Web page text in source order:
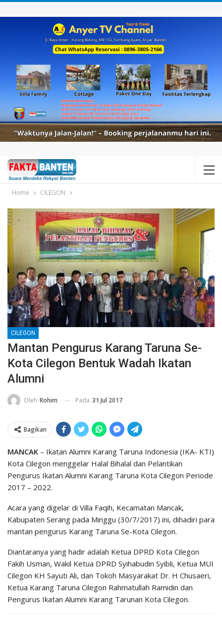
Home CILEGON
CILEGON
Mantan Pengurus Karang Taruna Se-
Kota Cilegon Bentuk Wadah Ikatan
Alumni
Oleh Rohim Pada 31 Jul 2017
Bagikan
MANCAK – Ikatan Alumni Karang Taruna Indonesia (IKA- KTI)
Kota Cilegon menggelar Halal Bihalal dan Pelantikan
Pengurus Ikatan Alumni Karang Taruna Kota Cilegon Periode
2017 – 2022.
Acara yang digelar di Villa Faqih, Kecamatan Mancak,
Kabupaten Serang pada Minggu (30/7/2017) ini, dihadiri para
mantan pengurus Karang Taruna Se-Kota Cilegon.
Diantaranya yang hadir adalah Ketua DPRD Kota Cilegon
Fakih Usman, Wakil Ketua DPRD Syihabudin Syibli, Ketua MUI
Cilegon KH Sayuti Ali, dan Tokoh Masyarakat Dr. H Chusaeri,
Ketua Karang Taruna Cilegon Rahmatullah Ramidin dan
Pengurus Ikatan Alumni Karang Tarunan Kota Cilegon.